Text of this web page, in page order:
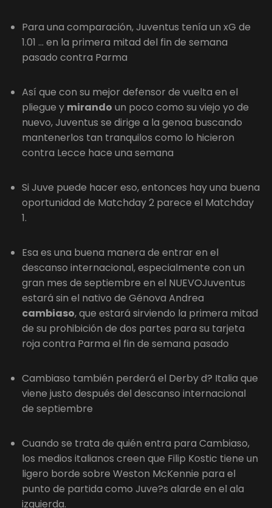
Para una comparación, Juventus tenía un xG de
1.01 … en la primera mitad del fin de semana
pasado contra Parma
Así que con su mejor defensor de vuelta en el
pliegue y mirando un poco como su viejo yo de
nuevo, Juventus se dirige a la genoa buscando
mantenerlos tan tranquilos como lo hicieron
contra Lecce hace una semana
Si Juve puede hacer eso, entonces hay una buena
oportunidad de Matchday 2 parece el Matchday
1.
Esa es una buena manera de entrar en el
descanso internacional, especialmente con un
gran mes de septiembre en el NUEVOJuventus
estará sin el nativo de Génova Andrea
cambiaso, que estará sirviendo la primera mitad
de su prohibición de dos partes para su tarjeta
roja contra Parma el fin de semana pasado
Cambiaso también perderá el Derby d? Italia que
viene justo después del descanso internacional
de septiembre
Cuando se trata de quién entra para Cambiaso,
los medios italianos creen que Filip Kostic tiene un
ligero borde sobre Weston McKennie para el
punto de partida como Juve?s alarde en el ala
izquierda.